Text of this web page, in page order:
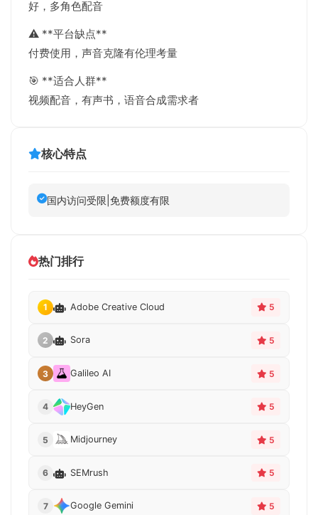
好，多角色配音
⚠️ **平台缺点**
付费使用，声音克隆有伦理考量
🎯 **适合人群**
视频配音，有声书，语音合成需求者
核心特点
国内访问受限|免费额度有限
热门排行
1 Adobe Creative Cloud 5
2 Sora 5
3 Galileo AI 5
4 HeyGen 5
5 Midjourney 5
6 SEMrush 5
7 Google Gemini 5